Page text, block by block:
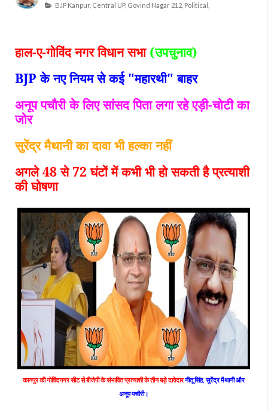
BJP Kanpur, Central UP, Govind Nagar 212, Political,
हाल-ए-गोविंद नगर विधान सभा (उपचुनाव)
BJP के नए नियम से कई "महारथी" बाहर
अनूप पचौरी के लिए सांसद पिता लगा रहे एड़ी-चोटी का
जोर
सुरेंद्र मैथानी का दावा भी हल्का नहीं
अगले 48 से 72 घंटों में कभी भी हो सकती है प्रत्याशी
की घोषणा
कानपुर की गोविंदनगर सीट से बीजेपी के संभावित प्रत्याशी के तीन बड़े दावेदारनीतू सिंह, सुरेंद्र मैथानी और
अनूप पचौरी।